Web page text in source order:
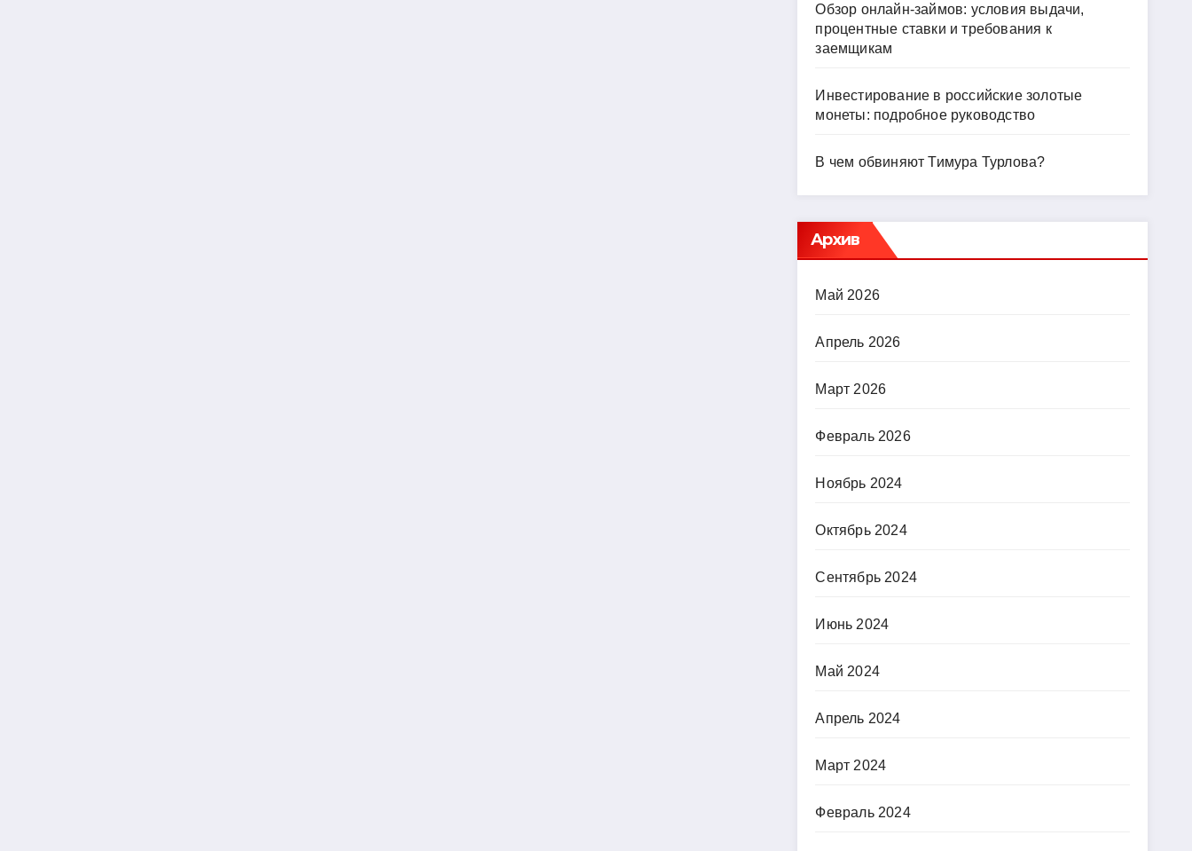
Обзор онлайн-займов: условия выдачи,
процентные ставки и требования к
заемщикам
Инвестирование в российские золотые
монеты: подробное руководство
В чем обвиняют Тимура Турлова?
Архив
Май 2026
Апрель 2026
Март 2026
Февраль 2026
Ноябрь 2024
Октябрь 2024
Сентябрь 2024
Июнь 2024
Май 2024
Апрель 2024
Март 2024
Февраль 2024